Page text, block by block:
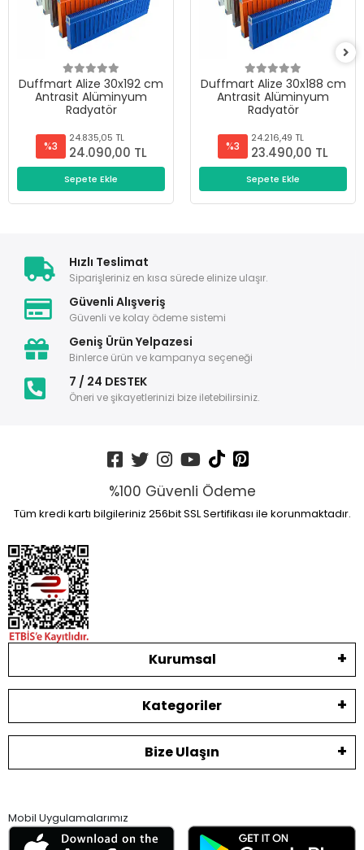
Duffmart Alize 30x192 cm
Antrasit Alüminyum
Radyatör
%3
24.835,05 TL
24.090,00 TL
Sepete Ekle
Duffmart Alize 30x188 cm
Antrasit Alüminyum
Radyatör
%3
24.216,49 TL
23.490,00 TL
Sepete Ekle
Hızlı Teslimat
Siparişleriniz en kısa sürede elinize ulaşır.
Güvenli Alışveriş
Güvenli ve kolay ödeme sistemi
Geniş Ürün Yelpazesi
Binlerce ürün ve kampanya seçeneği
7 / 24 DESTEK
Öneri ve şikayetlerinizi bize iletebilirsiniz.
%100 Güvenli Ödeme
Tüm kredi kartı bilgileriniz 256bit SSL Sertifikası ile korunmaktadır.
Kurumsal
Kategoriler
Bize Ulaşın
Mobil Uygulamalarımız